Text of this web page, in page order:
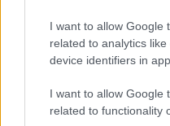
I want to allow Google
related to analytics
device identifiers in
I want to allow Google
related to functionality